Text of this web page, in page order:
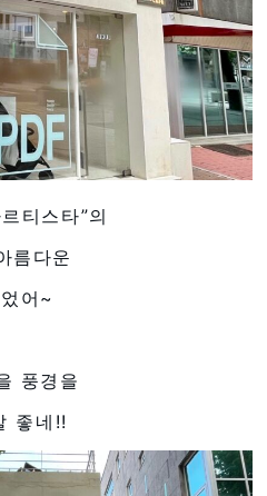
티스타”의
름다운
어~
풍경을
좋네!!